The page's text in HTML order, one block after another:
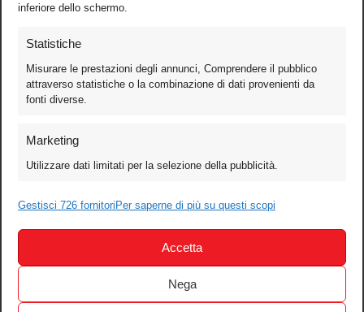
inferiore dello schermo.
Statistiche
Misurare le prestazioni degli annunci, Comprendere il pubblico
attraverso statistiche o la combinazione di dati provenienti da
fonti diverse.
Marketing
Utilizzare dati limitati per la selezione della pubblicità.
Gestisci 726 fornitori Per saperne di più su questi scopi
Accetta
Nega
Games
Test
Audio